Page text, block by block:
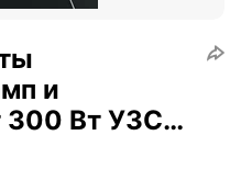
и
300 Вт УЗС